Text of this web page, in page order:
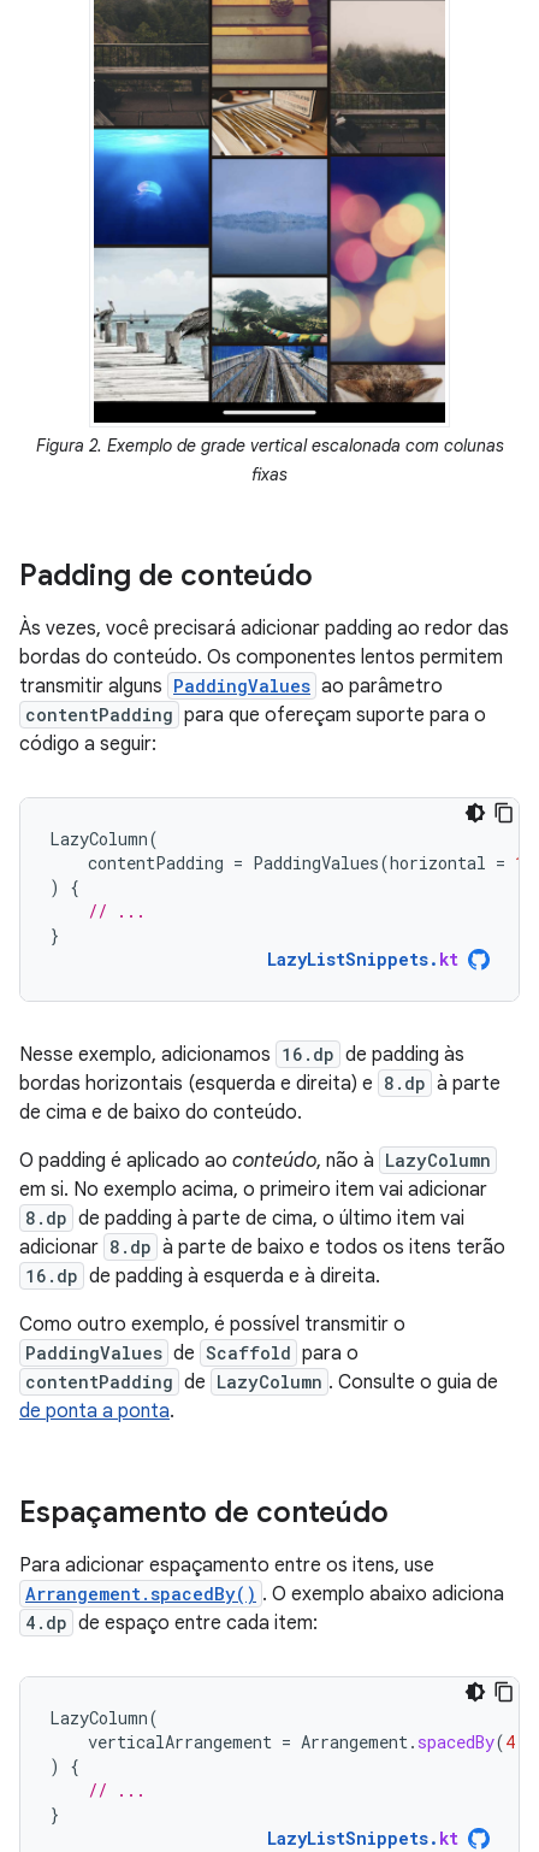
Figura 2. Exemplo de grade vertical escalonada com colunas
fixas
Padding de conteúdo
Às vezes, você precisará adicionar padding ao redor das
bordas do conteúdo. Os componentes lentos permitem
transmitir alguns PaddingValues ao parâmetro
contentPadding para que ofereçam suporte para o
código a seguir:
LazyColumn(
contentPadding = PaddingValues(horizontal =
)
{
// ...
}
LazyListSnippets. kt
Nesse exemplo, adicionamos 16.dp de padding às
bordas horizontais (esquerda e direita) e 8.dp à parte
de cima e de baixo do conteúdo.
O padding é aplicado ao conteúdo, não à LazyColumn
em si. No exemplo acima, o primeiro item vai adicionar
8.dp de padding à parte de cima, o último item vai
adicionar 8.dp à parte de baixo e todos os itens terão
16.dp de padding à esquerda e à direita.
Como outro exemplo, é possível transmitir o
PaddingValues de Scaffold para o
contentPadding de LazyColumn . Consulte o guia de
de ponta a ponta.
Espaçamento de conteúdo
Para adicionar espaçamento entre os itens, use
Arrangement.spacedBy() . O exemplo abaixo adiciona
4.dp de espaço entre cada item:
LazyColumn(
verticalArrangement = Arrangement. spacedBy(4.
)
{
// ...
}
LazyListSnippets. kt